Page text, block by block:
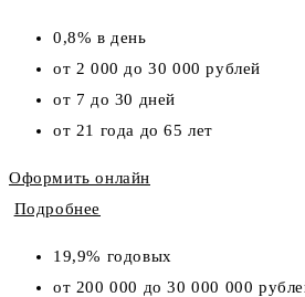
0,8% в день
от 2 000 до 30 000 рублей
от 7 до 30 дней
от 21 года до 65 лет
Оформить онлайн
Подробнее
19,9% годовых
от 200 000 до 30 000 000